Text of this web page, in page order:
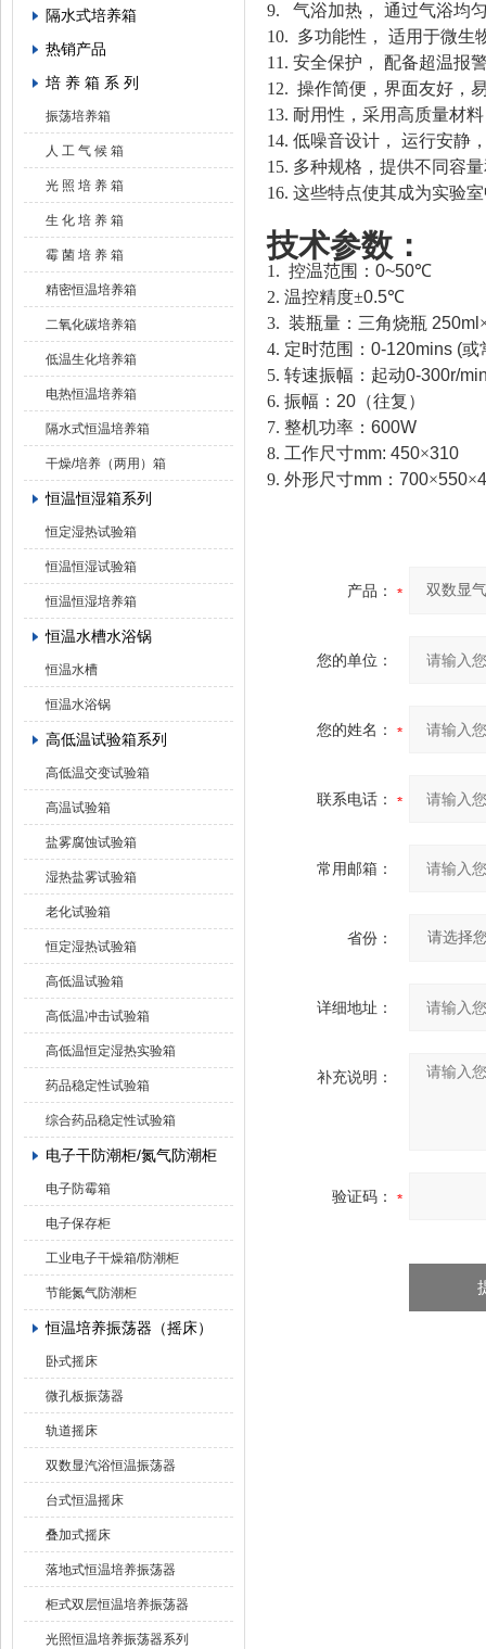
隔水式培养箱
热销产品
培 养 箱 系 列
振荡培养箱
人 工 气 候 箱
光 照 培 养 箱
生 化 培 养 箱
霉 菌 培 养 箱
精密恒温培养箱
二氧化碳培养箱
低温生化培养箱
电热恒温培养箱
隔水式恒温培养箱
干燥/培养（两用）箱
恒温恒湿箱系列
恒定湿热试验箱
恒温恒湿试验箱
恒温恒湿培养箱
恒温水槽水浴锅
恒温水槽
恒温水浴锅
高低温试验箱系列
高低温交变试验箱
高温试验箱
盐雾腐蚀试验箱
湿热盐雾试验箱
老化试验箱
恒定湿热试验箱
高低温试验箱
高低温冲击试验箱
高低温恒定湿热实验箱
药品稳定性试验箱
综合药品稳定性试验箱
电子干防潮柜/氮气防潮柜
电子防霉箱
电子保存柜
工业电子干燥箱/防潮柜
节能氮气防潮柜
恒温培养振荡器（摇床）
卧式摇床
微孔板振荡器
轨道摇床
双数显汽浴恒温振荡器
台式恒温摇床
叠加式摇床
落地式恒温培养振荡器
柜式双层恒温培养振荡器
光照恒温培养振荡器系列
9.
气浴加热，
通过气浴均
10. 多功能性，
适用于微生
11. 安全保护，
配备超温报
12. 操作简便，界面友好，
13. 耐用性，采用高质量材
14. 低噪音设计，
运行安静
15. 多种规格，提供不同容
16. 这些特点使其成为实验
技术参数：
1. 控温范围： 0~50℃
2. 温控精度±0.5℃
3. 装瓶量：三角烧瓶 250ml
4. 定时范围： 0-120mins (或
5. 转速振幅：起动0-300r/
6. 振幅： 20 （往复）
7. 整机功率： 600W
8. 工作尺寸mm: 450×310
9. 外形尺寸mm ： 700×550×
产品：
您的单位：
您的姓名：
联系电话：
常用邮箱：
省份：
详细地址：
补充说明：
验证码：